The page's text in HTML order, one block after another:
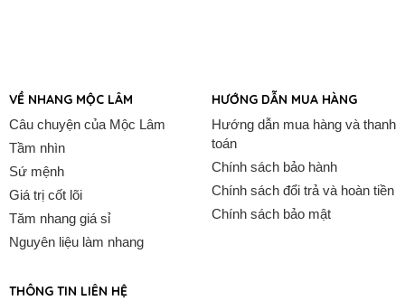
VỀ NHANG MỘC LÂM
Câu chuyện của Mộc Lâm
Tầm nhìn
Sứ mệnh
Giá trị cốt lõi
Tăm nhang giá sỉ
Nguyên liệu làm nhang
HƯỚNG DẪN MUA HÀNG
Hướng dẫn mua hàng và thanh
toán
Chính sách bảo hành
Chính sách đổi trả và hoàn tiền
Chính sách bảo mật
THÔNG TIN LIÊN HỆ